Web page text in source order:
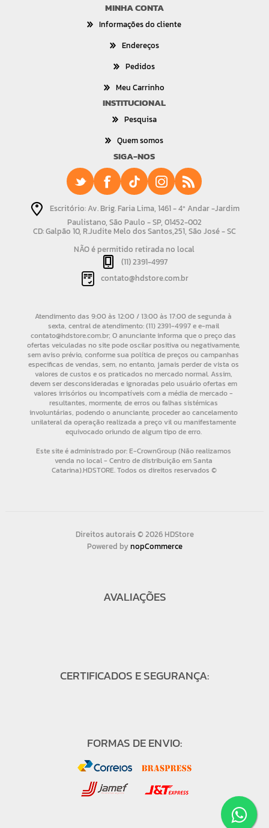
MINHA CONTA
Informações do cliente
Endereços
Pedidos
Meu Carrinho
INSTITUCIONAL
Pesquisa
Quem somos
SIGA-NOS
Escritório: Av. Brig. Faria Lima, 1461 - 4º Andar -Jardim
Paulistano, São Paulo - SP, 01452-002
CD: Galpão 10, R.Judite Melo dos Santos,251, São José - SC
NÃO é permitido retirada no local
(11) 2391-4997
contato@hdstore.com.br
Direitos autorais © 2026 HDStore
Powered bynopCommerce
AVALIAÇÕES
CERTIFICADOS E SEGURANÇA:
FORMAS DE ENVIO: